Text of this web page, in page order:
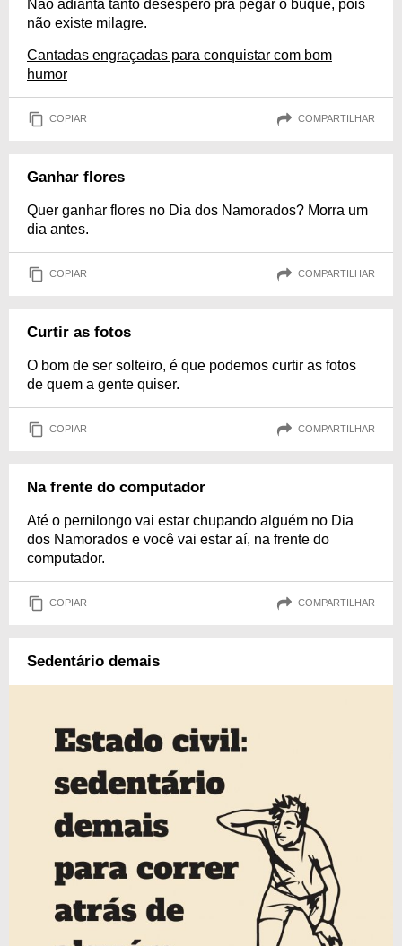
Não adianta tanto desespero pra pegar o buquê, pois
não existe milagre.
Cantadas engraçadas para conquistar com bom
humor
COPIAR COMPARTILHAR
Ganhar flores
Quer ganhar flores no Dia dos Namorados? Morra um
dia antes.
COPIAR COMPARTILHAR
Curtir as fotos
O bom de ser solteiro, é que podemos curtir as fotos
de quem a gente quiser.
COPIAR COMPARTILHAR
Na frente do computador
Até o pernilongo vai estar chupando alguém no Dia
dos Namorados e você vai estar aí, na frente do
computador.
COPIAR COMPARTILHAR
Sedentário demais